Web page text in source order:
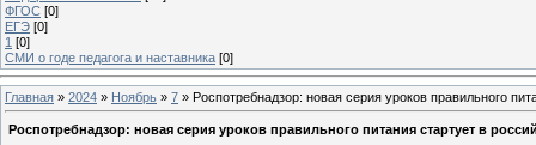
ФГОС [0]
ЕГЭ [0]
1 [0]
СМИ о годе педагога и наставника [0]
Главная » 2024 » Ноябрь » 7 » Роспотребнадзор: новая серия уроков правильного
Роспотребнадзор: новая серия уроков правильного питания стартует в